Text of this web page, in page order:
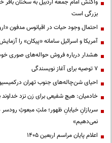
واکنش امام جمعه اردبیل به سخنان
بزرگی است
احتمال وجود حیات در اقیانوس مدفون
آمریکا و اسرائیل سامانه «پیکان» را
هشدار درباره فروش حواله‌های صوری
۷ توصیه برای آغاز نویسندگی
احیای شن‌چاله‌های جنوب تهران درکمیسیون ماده
خادمیان: هیچ شفیعی برای زن نزد
سربازانِ خیابانِ ظهور؛ ملتِ مبعوثِ رودسر
نمی‌دهیم»
اعلام پایان مراسم اربعین ۱۴۰۵